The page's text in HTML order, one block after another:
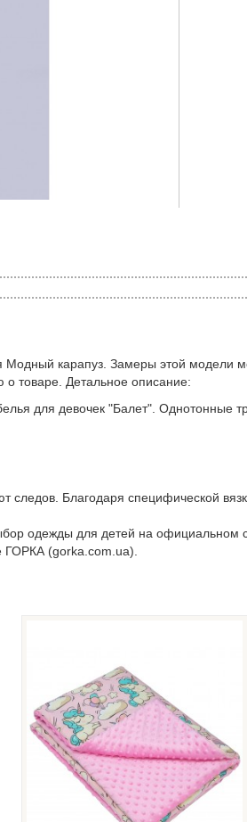
Модный карапуз. Замеры этой модели
товаре. Детальное описание:
для девочек "Балет". Однотонные
следов. Благодаря специфической
одежды для детей на
ГОРКА (gorka.com.ua).